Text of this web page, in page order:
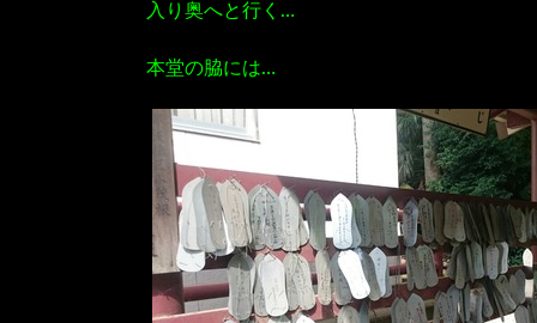
入り奥へと行く…
本堂の脇には…